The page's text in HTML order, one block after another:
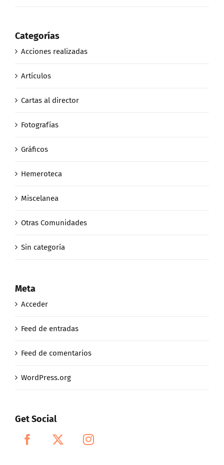
Categorías
Acciones realizadas
Artículos
Cartas al director
Fotografías
Gráficos
Hemeroteca
Miscelanea
Otras Comunidades
Sin categoría
Meta
Acceder
Feed de entradas
Feed de comentarios
WordPress.org
Get Social